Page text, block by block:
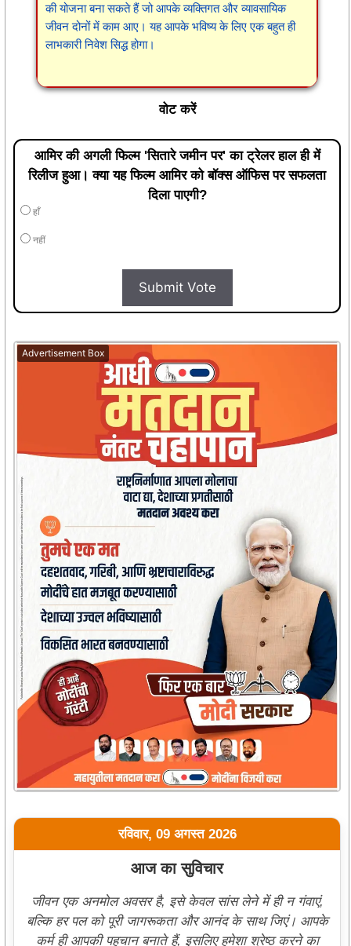
की योजना बना सकते हैं जो आपके व्यक्तिगत और व्यावसायिक
जीवन दोनों में काम आए। यह आपके भविष्य के लिए एक बहुत ही
लाभकारी निवेश सिद्ध होगा।
वोट करें
आमिर की अगली फिल्म 'सितारे जमीन पर' का ट्रेलर हाल ही में
रिलीज हुआ। क्या यह फिल्म आमिर को बॉक्स ऑफिस पर सफलता
दिला पाएगी?
हाँ
नहीं
Submit Vote
Advertisement Box
रविवार, 09 अगस्त 2026
आज का सुविचार
जीवन एक अनमोल अवसर है, इसे केवल सांस लेने में ही न गंवाएं,
बल्कि हर पल को पूरी जागरूकता और आनंद के साथ जिएं। आपके
कर्म ही आपकी पहचान बनाते हैं, इसलिए हमेशा श्रेष्ठ करने का